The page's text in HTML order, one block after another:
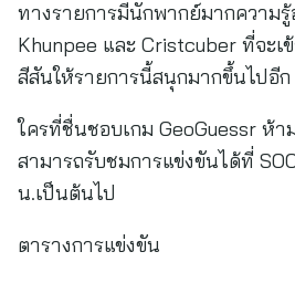
ทางรายการมีนักพากย์มากความรู้
Khunpee และ Cristcuber ที่จะเ
สีสันให้รายการนี้สนุกมากขึ้นไปอีก
ใครที่ชื่นชอบเกม GeoGuessr ห้า
สามารถรับชมการแข่งขันได้ที่
น.เป็นต้นไป
ตารางการแข่งขัน